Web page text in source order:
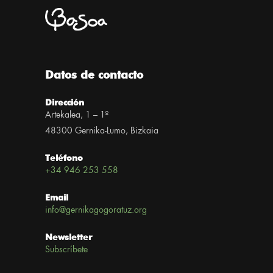
Datos de contacto
Dirección
Artekalea, 1 – 1º
48300 Gernika-Lumo, Bizkaia
Teléfono
+34 946 253 558
Email
info@gernikagogoratuz.org
Newsletter
Subscríbete